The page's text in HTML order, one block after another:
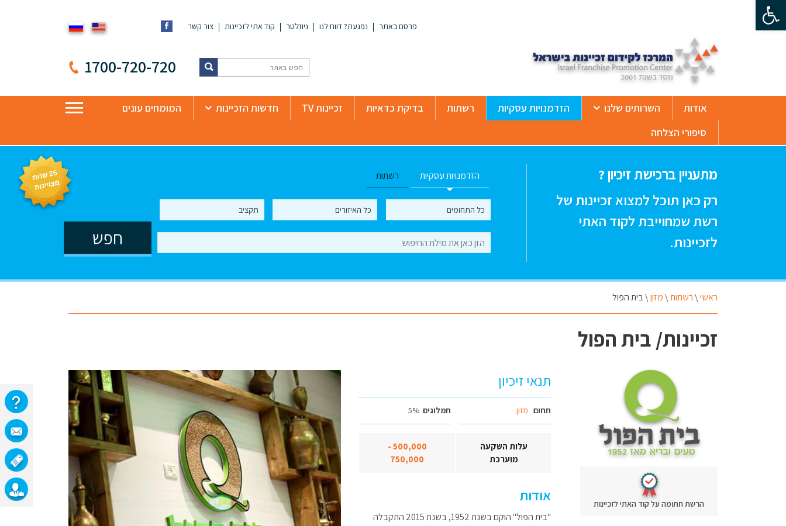
פתח סרגל נגישות
פרסם באתר נפגעת? דווח לנו ניוזלטר קוד אתי לזכיינות צור קשר
1700-720-720
אודות השרותים שלנו הזדמנויות עסקיות רשתות בדיקת כדאיות זכיינות TV חדשות הזכיינות
המומחים עונים
סיפורי הצלחה
מתעניין ברכישת זיכיון ?
רק כאן תוכל למצוא זכיינות של
רשת שמחוייבת לקוד האתי
לזכיינות.
הזדמנויות עסקיות רשתות
ראשי\רשתות\מזון\בית הפול
זכיינות/ בית הפול
תנאי זיכיון
תחום מזון תמלוגים 5%
עלות השקעה
מוערכת
500,000 -
750,000
אודות
"בית הפול" הוקם בשנת 1952, בשנת 2015 התקבלה
הרשת חתומה על קוד האתי לזכיינות